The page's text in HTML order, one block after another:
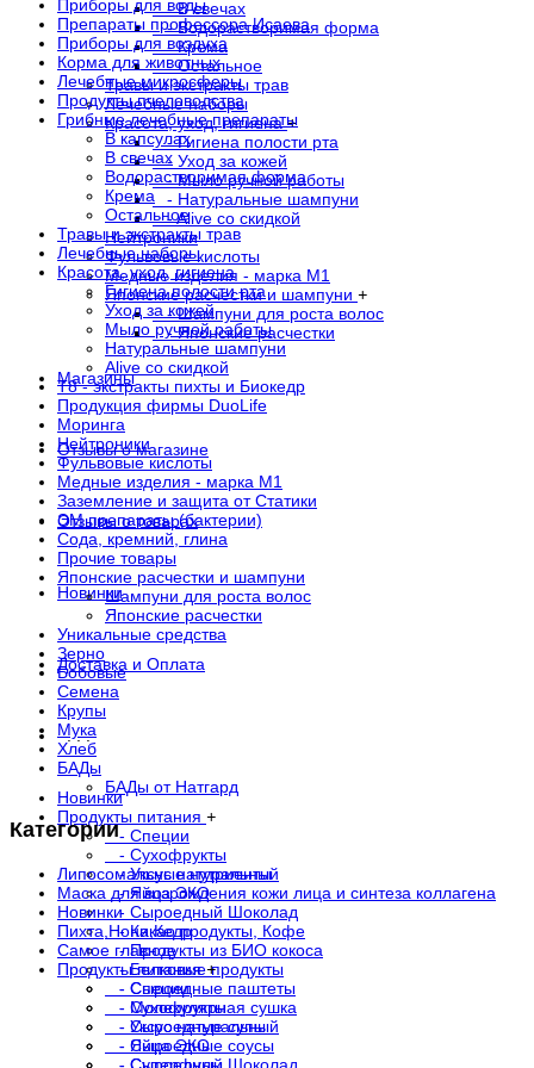
- В свечах
- Водорастворимая форма
- Крема
- Остальное
Травы и экстракты трав
Лечебные наборы
Красота, уход, гигиена+
- Гигиена полости рта
- Уход за кожей
- Мыло ручной работы
- Натуральные шампуни
- Alive со скидкой
Нейтроники
Фульвовые кислоты
Медные изделия - марка М1
Японские расчестки и шампуни +
- Шампуни для роста волос
- Японские расчестки
Магазины
Отзывы о магазине
Отзывы о товарах
Новинки
Доставка и Оплата
. . .
Новинки
Продукты питания +
- Специи
- Сухофрукты
- Уксус натуральный
- Яйца ЭКО
- Сыроедный Шоколад
- Какао продукты, Кофе
- Продукты из БИО кокоса
- Белковые продукты
- Сыроедные паштеты
- Молекулярная сушка
- Сыроедные супы
- Сыроедные соусы
Приборы для воды
Препараты профессора Исаева
Приборы для воздуха
Корма для животных
Лечебные микросферы
Продукты пчеловодства
Грибные лечебные препараты
В капсулах
В свечах
Водорастворимая форма
Крема
Остальное
Травы и экстракты трав
Лечебные наборы
Красота, уход, гигиена
Гигиена полости рта
Уход за кожей
Мыло ручной работы
Натуральные шампуни
Alive со скидкой
Т8 - экстракты пихты и Биокедр
Продукция фирмы DuoLife
Моринга
Нейтроники
Фульвовые кислоты
Медные изделия - марка М1
Заземление и защита от Статики
ЭМ препараты (бактерии)
Сода, кремний, глина
Прочие товары
Японские расчестки и шампуни
Шампуни для роста волос
Японские расчестки
Уникальные средства
Зерно
Бобовые
Семена
Крупы
Мука
Хлеб
БАДы
БАДы от Натгард
Категории
Липосомальные нутриенты
Маска для возрождения кожи лица и синтеза коллагена
Новинки
Пихта,Нони,Кедр
Самое главное
Продукты питания+
- Специи
- Сухофрукты
- Уксус натуральный
- Яйца ЭКО